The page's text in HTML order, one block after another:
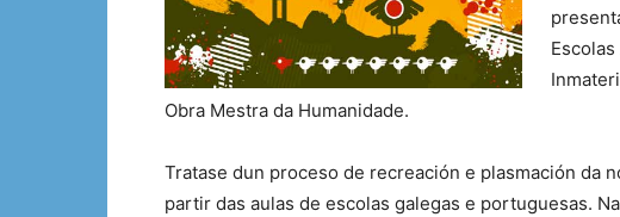
Obra Mestra da Humanidade.
Tratase dun proceso de recreación e plasmación da
partir das aulas de escolas galegas e portuguesas.